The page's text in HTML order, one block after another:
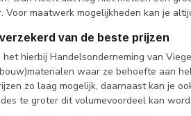
Voor maatwerk mogelijkheden kan je
van de beste prijzen
hierbij Handelsonderneming van
waar ze behoefte aan
zo laag mogelijk, daarnaast kan je
te groter dit volumevoordeel kan